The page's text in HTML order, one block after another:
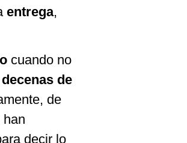
entrega,
cuando no
decenas de
de
han
decir lo